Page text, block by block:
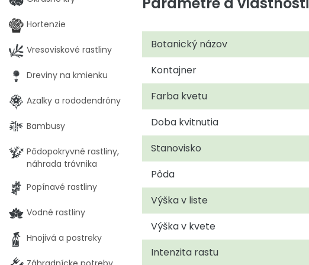
Botanický názov
Kontajner
Farba kvetu
Doba kvitnutia
Stanovisko
Pôda
Výška v liste
Výška v kvete
Intenzita rastu
Hortenzie
Vresoviskové rastliny
Dreviny na kmienku
Azalky a rododendróny
Bambusy
Pôdopokryvné rastliny,
náhrada trávnika
Popínavé rastliny
Vodné rastliny
Hnojivá a postreky